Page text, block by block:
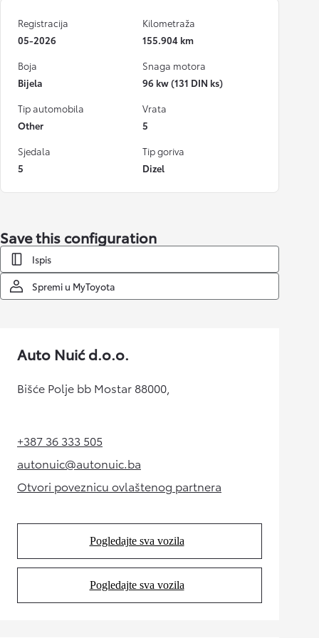
Registracija
05-2026
Kilometraža
155.904 km
Boja
Bijela
Snaga motora
96 kw (131 DIN ks)
Tip automobila
Other
Vrata
5
Sjedala
5
Tip goriva
Dizel
Save this configuration
Ispis
Spremi u MyToyota
Auto Nuić d.o.o.
Bišće Polje bb Mostar 88000,
+387 36 333 505(Opens in new tab)
autonuic@autonuic.ba
(Opens in new tab)
Otvori poveznicu ovlaštenog partnera
(Opens in new tab)
Pogledajte sva vozila
(Opens in new tab)
Pogledajte sva vozila
(Opens in new tab)